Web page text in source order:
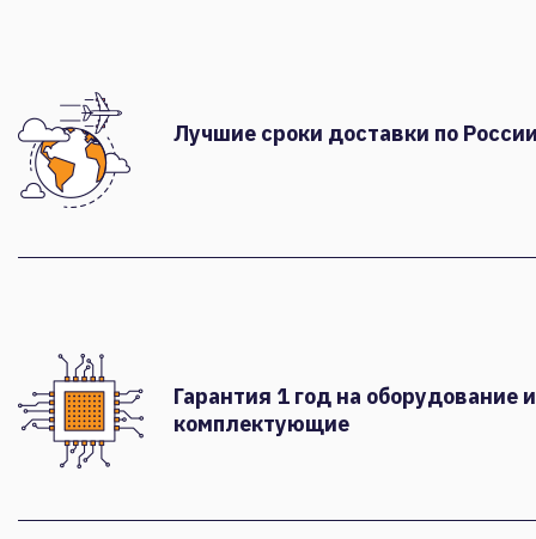
Лучшие сроки доставки по
Гарантия 1 год на оборудование и
комплектующие